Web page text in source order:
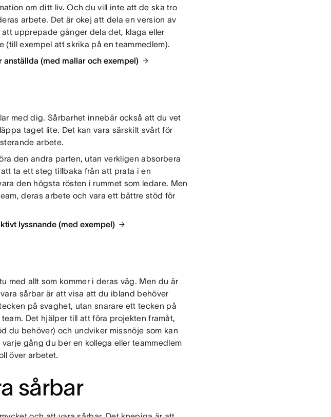
om ditt liv. Och du vill inte att de ska tro
arbete. Det är okej att dela en version av
upprepade gånger dela det, klaga eller
exempel att skrika på en teammedlem).
anställda (med mallar och exempel)
med dig. Sårbarhet innebär också att du vet
taget lite. Det kan vara särskilt svårt för
arbete.
den andra parten, utan verkligen absorbera
ta ett steg tillbaka från att prata i en
den högsta rösten i rummet som ledare. Men
deras arbete och vara ett bättre stöd för
lyssnande (med exempel)
med allt som kommer i deras väg. Men du är
sårbar är att visa att du ibland behöver
på svaghet, utan snarare ett tecken på
Det hjälper till att föra projekten framåt,
du behöver) och undviker missnöje som kan
gång du ber en kollega eller teammedlem
över arbetet.
sårbar